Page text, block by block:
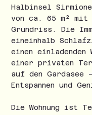
Halbinsel
von ca. 65 m² mit
Grundriss. Die
eineinhalb
einen einladenden
einer privaten
auf den
Entspannen und
Die Wohnung ist